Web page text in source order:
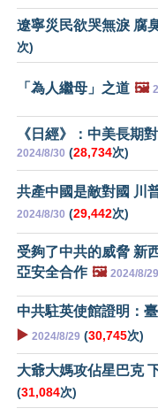
遼寧災民欲哭無淚 腐
次)
「為人繼母」之道 🖼️
《日經》：中美長期
2024/8/30 (28,734次)
共產中國是敵對國 川
2024/8/30 (29,442次)
受夠了中共的威脅 新
亞安全合作 🖼️ 2024/8/29
中共駐英使館證明：
▶️ 2024/8/29 (30,745次)
大爺大媽攻佔星巴克
(31,084次)